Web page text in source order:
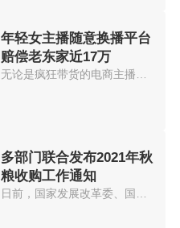
年轻女主播随意换播平台
赔偿老东家近17万
无论是疯狂带货的电商主播，还是...
多部门联合发布2021年秋
粮收购工作通知
日前，国家发展改革委、国家粮食...